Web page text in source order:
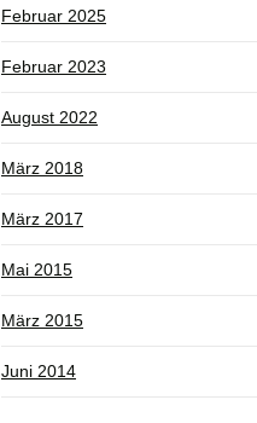
Februar 2025
Februar 2023
August 2022
März 2018
März 2017
Mai 2015
März 2015
Juni 2014